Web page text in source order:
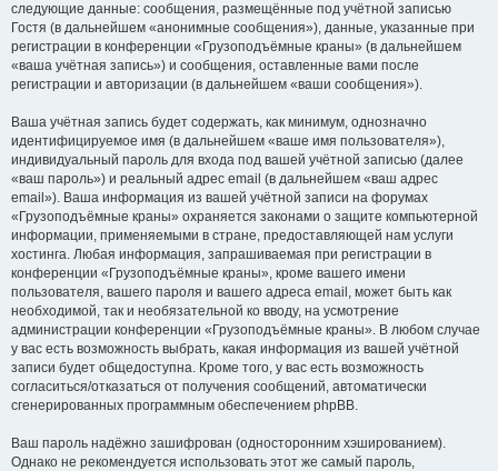
следующие данные: сообщения, размещённые под учётной записью
Гостя (в дальнейшем «анонимные сообщения»), данные, указанные при
регистрации в конференции «Грузоподъёмные краны» (в дальнейшем
«ваша учётная запись») и сообщения, оставленные вами после
регистрации и авторизации (в дальнейшем «ваши сообщения»).
Ваша учётная запись будет содержать, как минимум, однозначно
идентифицируемое имя (в дальнейшем «ваше имя пользователя»),
индивидуальный пароль для входа под вашей учётной записью (далее
«ваш пароль») и реальный адрес email (в дальнейшем «ваш адрес
email»). Ваша информация из вашей учётной записи на форумах
«Грузоподъёмные краны» охраняется законами о защите компьютерной
информации, применяемыми в стране, предоставляющей нам услуги
хостинга. Любая информация, запрашиваемая при регистрации в
конференции «Грузоподъёмные краны», кроме вашего имени
пользователя, вашего пароля и вашего адреса email, может быть как
необходимой, так и необязательной ко вводу, на усмотрение
администрации конференции «Грузоподъёмные краны». В любом случае
у вас есть возможность выбрать, какая информация из вашей учётной
записи будет общедоступна. Кроме того, у вас есть возможность
согласиться/отказаться от получения сообщений, автоматически
сгенерированных программным обеспечением phpBB.
Ваш пароль надёжно зашифрован (односторонним хэшированием).
Однако не рекомендуется использовать этот же самый пароль,